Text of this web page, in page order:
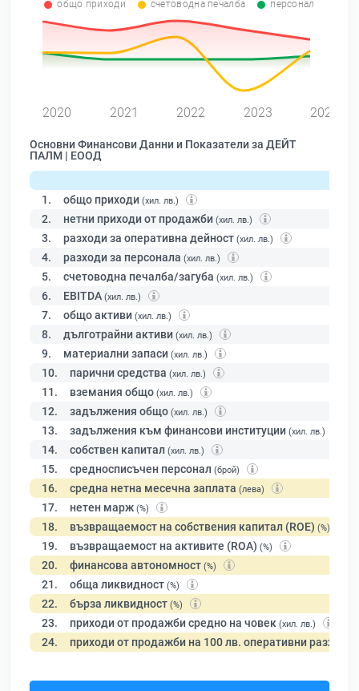
общо приходи счетоводна печалба персонал
2020 2021 2022 2023 2024
Основни Финансови Данни и Показатели за ДЕЙТ
ПАЛМ | ЕООД
1. общо приходи (хил. лв.)
2. нетни приходи от продажби (хил. лв.)
3. разходи за оперативна дейност (хил. лв.)
4. разходи за персонала (хил. лв.)
5. счетоводна печалба/загуба (хил. лв.)
6. EBITDA (хил. лв.)
7. общо активи (хил. лв.)
8. дълготрайни активи (хил. лв.)
9. материални запаси (хил. лв.)
10. парични средства (хил. лв.)
11. вземания общо (хил. лв.)
12. задължения общо (хил. лв.)
13. задължения към финансови институции (хил. лв.)
14. собствен капитал (хил. лв.)
15. средносписъчен персонал (брой)
16. средна нетна месечна заплата (лева)
17. нетен марж (%)
18. възвращаемост на собствения капитал (ROE) (%)
19. възвращаемост на активите (ROA) (%)
20. финансова автономност (%)
21. обща ликвидност (%)
22. бърза ликвидност (%)
23. приходи от продажби средно на човек (хил. лв.)
24. приходи от продажби на 100 лв. оперативни разходи